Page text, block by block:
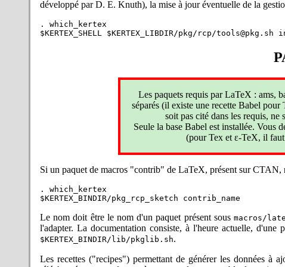
2021-10-11 :Prote a été
pour plus d'informations !
2021-09-21 :Prote : nouveau
nouveau processeur
fonctionnalités supplémentaires.
2021-09-02 :Correction de
fichiers dans des cas extrêmes a
tous les cas l'extension. Pour les
TeX.
2021-06-27 :Correction de
prescrit par POSIX.2).
généré par
. C'est corrigé
de mettre à jour. Merci à Antonio
2021-04-22 : Nouvelle version
titre de la révision de 2021.
2021-04-07 :corrections de
le code relatif ne doit pas être
2021-03-08 :corrections pour
ajustement de version RISK
amstex.sh
. Merci à Gilman
2021-02-11 :correction RISK
développé par D. E. Knuth), la mise à jour éventuelle de la
. which_kertex
Les paquets requis par LaTeX : ams,
séparés (il existe une recette Babel
soit pas cité dans les requis, ne
Seule la base Babel est installée. Vous
(pour Tex et ε-TeX, il
Si un paquet de macros "contrib" de LaTeX, présent sur CTAN,
. which_kertex
Le nom doit être le nom d'un paquet présent sousmacros/
l'adapter. La documentation consiste, à l'heure actuelle, d'une
$KERTEX_BINDIR/lib/pkglib.sh.
Lesrecettes ("recipes") permettant de générer les données à